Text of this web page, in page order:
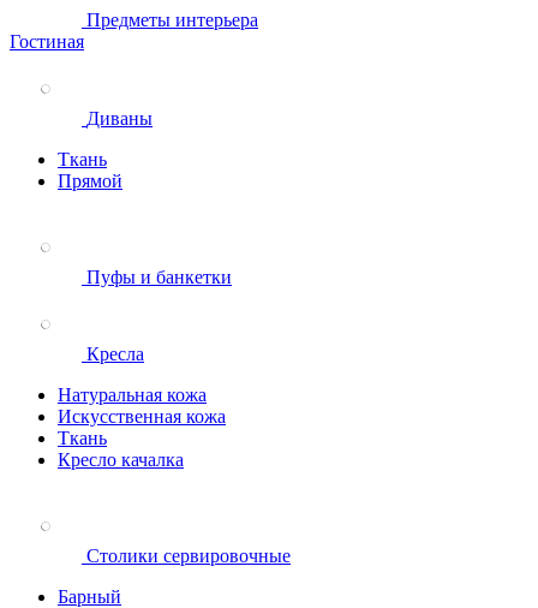
Предметы интерьера
Гостиная
Диваны
Ткань
Прямой
Пуфы и банкетки
Кресла
Натуральная кожа
Искусственная кожа
Ткань
Кресло качалка
Столики сервировочные
Барный